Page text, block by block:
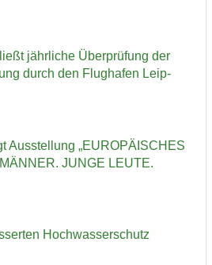
jähr­li­che Über­prü­fung der
durch den Flug­ha­fen Leip­
Aus­stel­lung „EU­RO­PÄI­SCHES
JUNGE LEUTE.
Hoch­was­ser­schutz